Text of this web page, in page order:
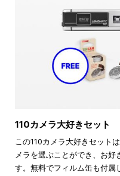
110カメラ大好きセット
この110カメラ大好きセット
メラを選ぶことができ、お好
す。無料でフィルム缶も付属